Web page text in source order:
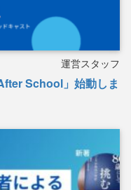
運営スタッフ
School」始動しま